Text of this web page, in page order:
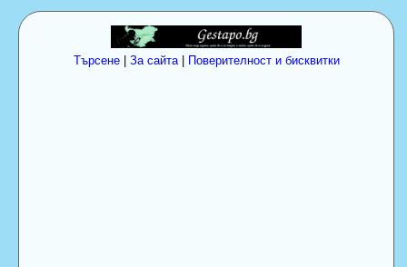
Търсене| За сайта| Поверителност и бисквитки